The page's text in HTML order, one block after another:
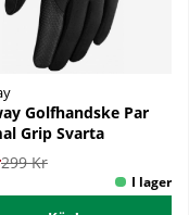
Golfhandske Par
Grip Svarta
299 Kr